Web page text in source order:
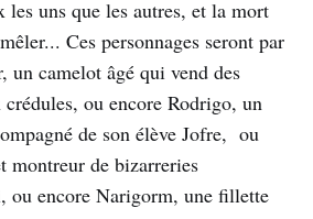
les uns que les autres, et la mort
Ces personnages seront par
un camelot âgé qui vend des
ou encore Rodrigo, un
de son élève Jofre, ou
montreur de bizarreries
ou encore Narigorm, une fillette